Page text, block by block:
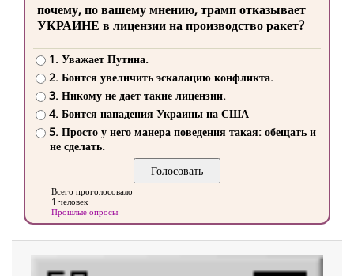
почему, по вашему мнению, трамп отказывает
УКРАИНЕ в лицензии на производство ракет?
1. Уважает Путина.
2. Боится увеличить эскалацию конфликта.
3. Никому не дает такие лицензии.
4. Боится нападения Украины на США
5. Просто у него манера поведения такая: обещать и
не сделать.
Всего проголосовало
1 человек
Прошлые опросы